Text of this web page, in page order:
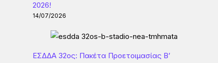
2026!
14/07/2026
ΕΣΔΔΑ 32ος: Πακέτα Προετοιμασίας Β’